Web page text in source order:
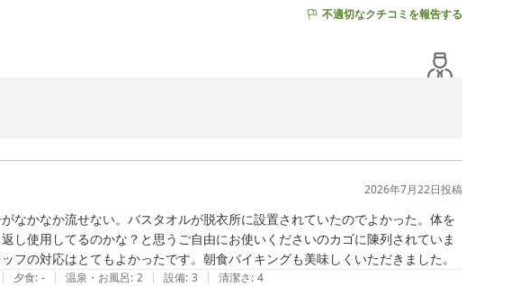
不適切なクチコミを報告する
あるうどん店のお土産用うどんを取り扱っております。お気に召して頂くこ
んでまいります。
2026年7月22日投稿
なかなか流せない。バスタオルが脱衣所に設置されていたのでよかった。体を
し使用してるのかな？と思うご自由にお使いくださいのカゴに陳列されていま
フの対応はとてもよかったです。朝食バイキングも美味しくいただきました。
| 夕食: - | 温泉・お風呂: 2 | 設備: 3 | 清潔さ: 4